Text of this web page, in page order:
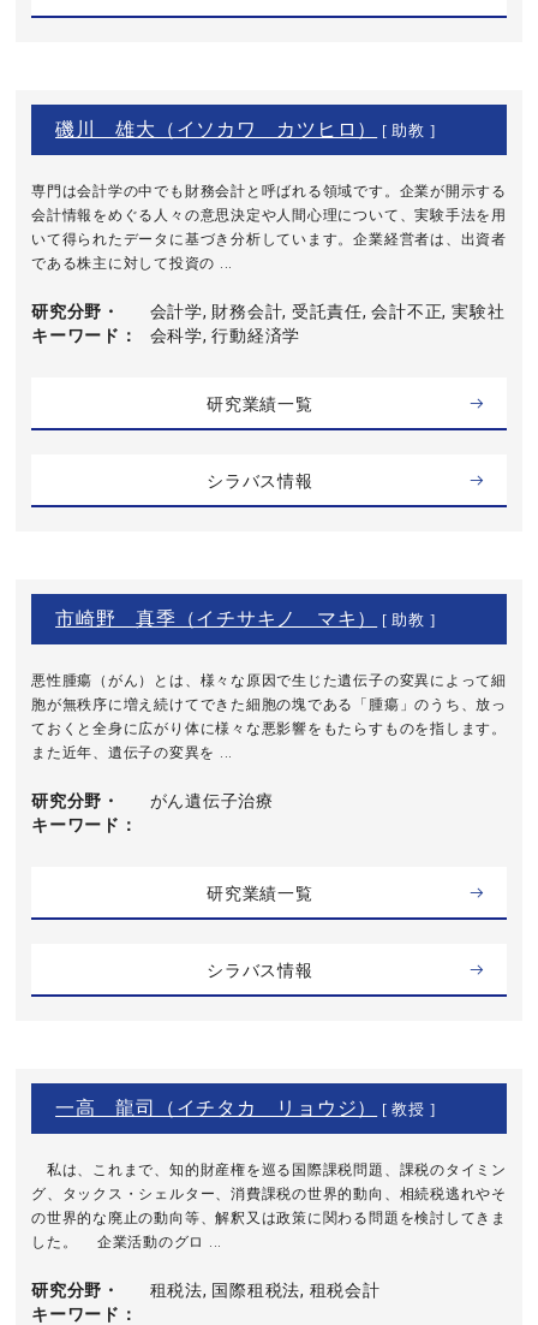
磯川 雄大（イソカワ カツヒロ） [ 助教 ]
専門は会計学の中でも財務会計と呼ばれる領域です。企業が開示する
会計情報をめぐる人々の意思決定や人間心理について、実験手法を用
いて得られたデータに基づき分析しています。企業経営者は、出資者
である株主に対して投資の ...
研究分野・
キーワード
会計学, 財務会計, 受託責任, 会計不正, 実験社
会科学, 行動経済学
研究業績一覧
シラバス情報
市崎野 真季（イチサキノ マキ） [ 助教 ]
悪性腫瘍（がん）とは、様々な原因で生じた遺伝子の変異によって細
胞が無秩序に増え続けてできた細胞の塊である「腫瘍」のうち、放っ
ておくと全身に広がり体に様々な悪影響をもたらすものを指します。
また近年、遺伝子の変異を ...
研究分野・
キーワード
がん遺伝子治療
研究業績一覧
シラバス情報
一高 龍司（イチタカ リョウジ） [ 教授 ]
私は、これまで、知的財産権を巡る国際課税問題、課税のタイミン
グ、タックス・シェルター、消費課税の世界的動向、相続税逃れやそ
の世界的な廃止の動向等、解釈又は政策に関わる問題を検討してきま
した。 企業活動のグロ ...
研究分野・
キーワード
租税法, 国際租税法, 租税会計